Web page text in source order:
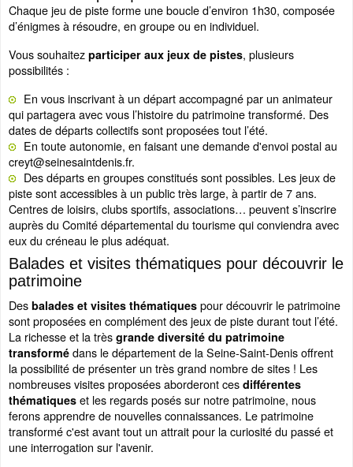
Chaque jeu de piste forme une boucle d’environ 1h30, composée
d’énigmes à résoudre, en groupe ou en individuel.
Vous souhaitez participer aux jeux de pistes, plusieurs
possibilités :
En vous inscrivant à un départ accompagné par un animateur
qui partagera avec vous l’histoire du patrimoine transformé. Des
dates de départs collectifs sont proposées tout l’été.
En toute autonomie, en faisant une demande d'envoi postal au
creyt@seinesaintdenis.fr.
Des départs en groupes constitués sont possibles. Les jeux de
piste sont accessibles à un public très large, à partir de 7 ans.
Centres de loisirs, clubs sportifs, associations… peuvent s’inscrire
auprès du Comité départemental du tourisme qui conviendra avec
eux du créneau le plus adéquat.
Balades et visites thématiques pour découvrir le
patrimoine
Des balades et visites thématiques pour découvrir le patrimoine
sont proposées en complément des jeux de piste durant tout l’été.
La richesse et la très grande diversité du patrimoine
transformé dans le département de la Seine-Saint-Denis offrent
la possibilité de présenter un très grand nombre de sites ! Les
nombreuses visites proposées aborderont ces différentes
thématiques et les regards posés sur notre patrimoine, nous
ferons apprendre de nouvelles connaissances. Le patrimoine
transformé c'est avant tout un attrait pour la curiosité du passé et
une interrogation sur l'avenir.